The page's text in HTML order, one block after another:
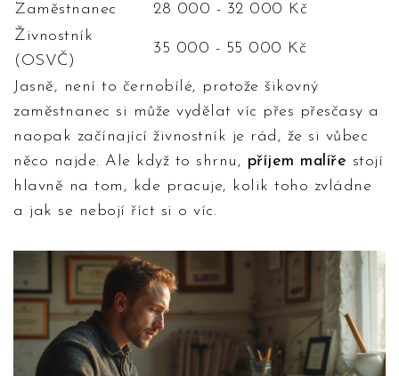
Zaměstnanec
28 000 - 32 000 Kč
Živnostník
(OSVČ)
35 000 - 55 000 Kč
Jasně, není to černobílé, protože šikovný
zaměstnanec si může vydělat víc přes přesčasy a
naopak začínající živnostník je rád, že si vůbec
něco najde. Ale když to shrnu, příjem malíře stojí
hlavně na tom, kde pracuje, kolik toho zvládne
a jak se nebojí říct si o víc.